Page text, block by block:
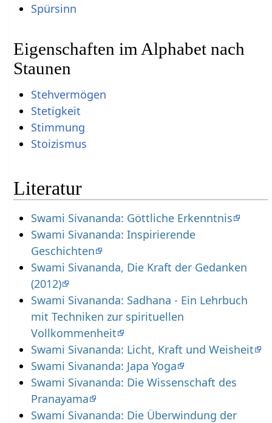
Spürsinn
Eigenschaften im Alphabet nach
Staunen
Stehvermögen
Stetigkeit
Stimmung
Stoizismus
Literatur
Swami Sivananda: Göttliche Erkenntnis
Swami Sivananda: Inspirierende
Geschichten
Swami Sivananda, Die Kraft der Gedanken
(2012)
Swami Sivananda: Sadhana - Ein Lehrbuch
mit Techniken zur spirituellen
Vollkommenheit
Swami Sivananda: Licht, Kraft und Weisheit
Swami Sivananda: Japa Yoga
Swami Sivananda: Die Wissenschaft des
Pranayama
Swami Sivananda: Die Überwindung der